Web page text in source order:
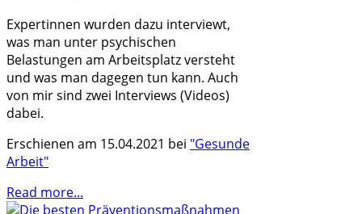
Expertinnen wurden dazu interviewt,
was man unter psychischen
Belastungen am Arbeitsplatz versteht
und was man dagegen tun kann. Auch
von mir sind zwei Interviews (Videos)
dabei.
Erschienen am 15.04.2021 bei "Gesunde
Arbeit"
Read more...